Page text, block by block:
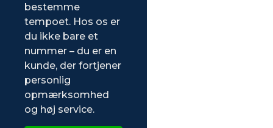
bestemme
tempoet. Hos os er
du ikke bare et
nummer – du er en
kunde, der fortjener
personlig
opmærksomhed
og høj service.